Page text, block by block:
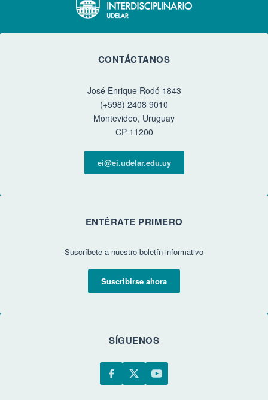
CONTÁCTANOS
José Enrique Rodó 1843
(+598) 2408 9010
Montevideo, Uruguay
CP 11200
ei@ei.udelar.edu.uy
ENTÉRATE PRIMERO
Suscríbete a nuestro boletín informativo
Suscribirse ahora
SÍGUENOS